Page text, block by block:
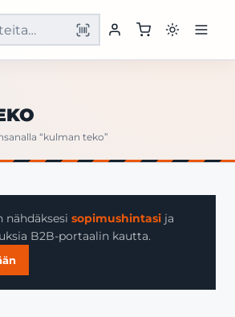
“kulman teko”
nähdäksesi sopimushintasi ja
B2B-portaalin kautta.